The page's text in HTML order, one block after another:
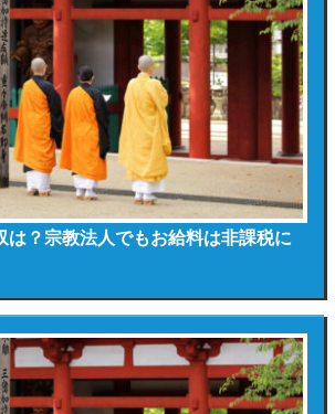
は？宗教法人でもお給料は非課税に